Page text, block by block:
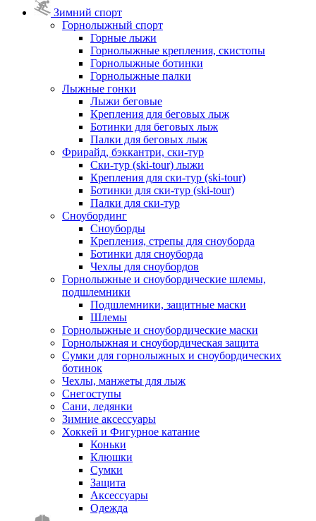
Зимний спорт
Горнолыжный спорт
Горные лыжи
Горнолыжные крепления, скистопы
Горнолыжные ботинки
Горнолыжные палки
Лыжные гонки
Лыжи беговые
Крепления для беговых лыж
Ботинки для беговых лыж
Палки для беговых лыж
Фрирайд, бэккантри, ски-тур
Ски-тур (ski-tour) лыжи
Крепления для ски-тур (ski-tour)
Ботинки для ски-тур (ski-tour)
Палки для ски-тур
Сноубординг
Сноуборды
Крепления, стрепы для сноуборда
Ботинки для сноуборда
Чехлы для сноубордов
Горнолыжные и сноубордические шлемы,
подшлемники
Подшлемники, защитные маски
Шлемы
Горнолыжные и сноубордические маски
Горнолыжная и сноубордическая защита
Сумки для горнолыжных и сноубордических
ботинок
Чехлы, манжеты для лыж
Снегоступы
Сани, ледянки
Зимние аксессуары
Хоккей и Фигурное катание
Коньки
Клюшки
Сумки
Защита
Аксессуары
Одежда